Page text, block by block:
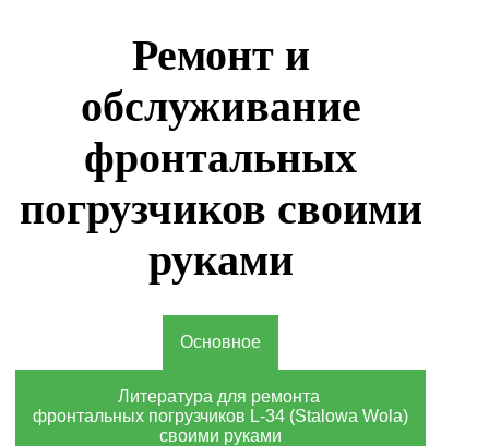
Ремонт и
обслуживание
фронтальных
погрузчиков своими
руками
Основное
Литература для ремонта
фронтальных погрузчиков L-34 (Stalowa Wola)
своими руками